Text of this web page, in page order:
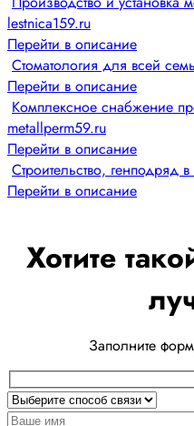
lestnica159.ru
Перейти в описание
Стоматология для всей
Перейти в описание
Комплексное снабжение
metallperm59.ru
Перейти в описание
Строительство, генподряд
Перейти в описание
Хотите
Заполните